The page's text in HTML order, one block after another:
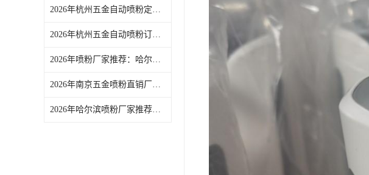
2026年杭州五金自动喷粉定制厂家解析
2026年杭州五金自动喷粉订做厂家推荐
2026年喷粉厂家推荐：哈尔滨工业喷塑加工服务优选解析
2026年南京五金喷粉直销厂家：浙江艾法电子喷塑工艺解析
2026年哈尔滨喷粉厂家推荐：浙江艾法电子喷粉加工服务解析